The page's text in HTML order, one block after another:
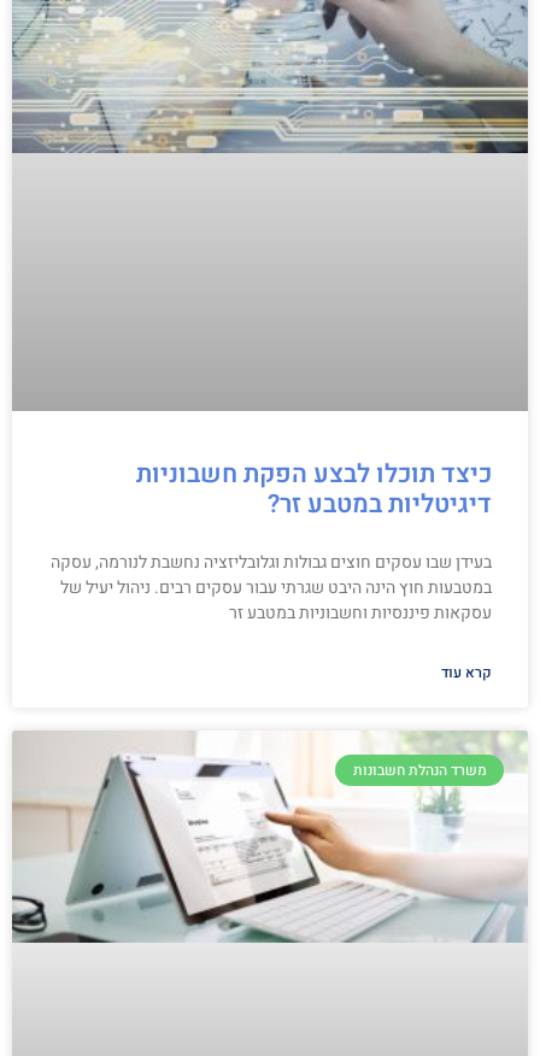
כיצד תוכלו לבצע הפקת חשבוניות
דיגיטליות במטבע זר?
בעידן שבו עסקים חוצים גבולות וגלובליזציה נחשבת לנורמה, עסקה
במטבעות חוץ הינה היבט שגרתי עבור עסקים רבים. ניהול יעיל של
עסקאות פיננסיות וחשבוניות במטבע זר
קרא עוד
משרד הנהלת חשבונות